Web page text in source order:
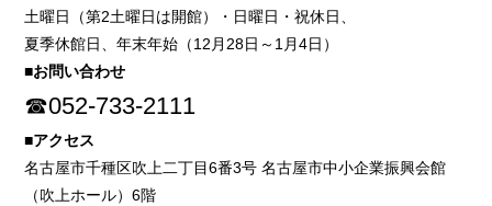
土曜日（第2土曜日は開館）・日曜日・祝休日、
夏季休館日、年末年始（12月28日～1月4日）
■お問い合わせ
☎052-733-2111
■アクセス
名古屋市千種区吹上二丁目6番3号 名古屋市中小企業振興会館
（吹上ホール）6階